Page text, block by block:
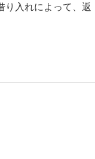
り入れによって、返